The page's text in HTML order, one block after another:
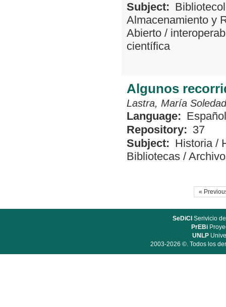
Subject:
Almacenamiento y
Abierto /
científica
Algunos
Lastra, María Soledad
Language: Español
Repository: 37
Subject: Historia/
Bibliotecas /
«
SeDiCI Serivicio
PrEBi
UNLP
2003-2026 ©. Todos los